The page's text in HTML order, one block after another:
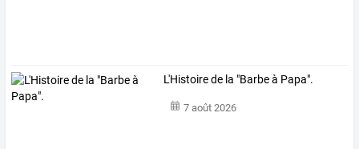
L'Histoire de la "Barbe à Papa".
7 août 2026